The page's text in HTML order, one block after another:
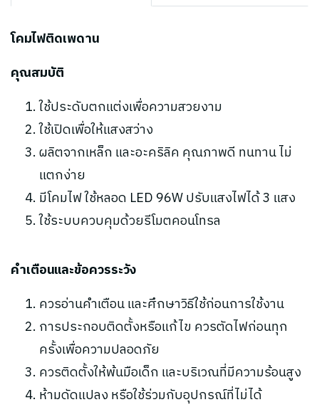
โคมไฟติดเพดาน
คุณสมบัติ
ใช้ประดับตกแต่งเพื่อความสวยงาม
ใช้เปิดเพื่อให้แสงสว่าง
ผลิตจากเหล็ก และอะคริลิค คุณภาพดี ทนทาน ไม่
แตกง่าย
มีโคมไฟ ใช้หลอด LED 96W ปรับแสงไฟได้ 3 แสง
ใช้ระบบควบคุมด้วยรีโมตคอนโทรล
คำเตือนและข้อควรระวัง
ควรอ่านคำเตือน และศึกษาวิธีใช้ก่อนการใช้งาน
การประกอบติดตั้งหรือแก้ไข ควรตัดไฟก่อนทุก
ครั้งเพื่อความปลอดภัย
ควรติดตั้งให้พ้นมือเด็ก และบริเวณที่มีความร้อนสูง
ห้ามดัดแปลง หรือใช้ร่วมกับอุปกรณ์ที่ไม่ได้